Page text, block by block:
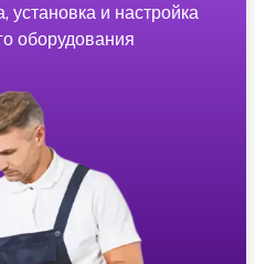
установка и настройка
оборудования